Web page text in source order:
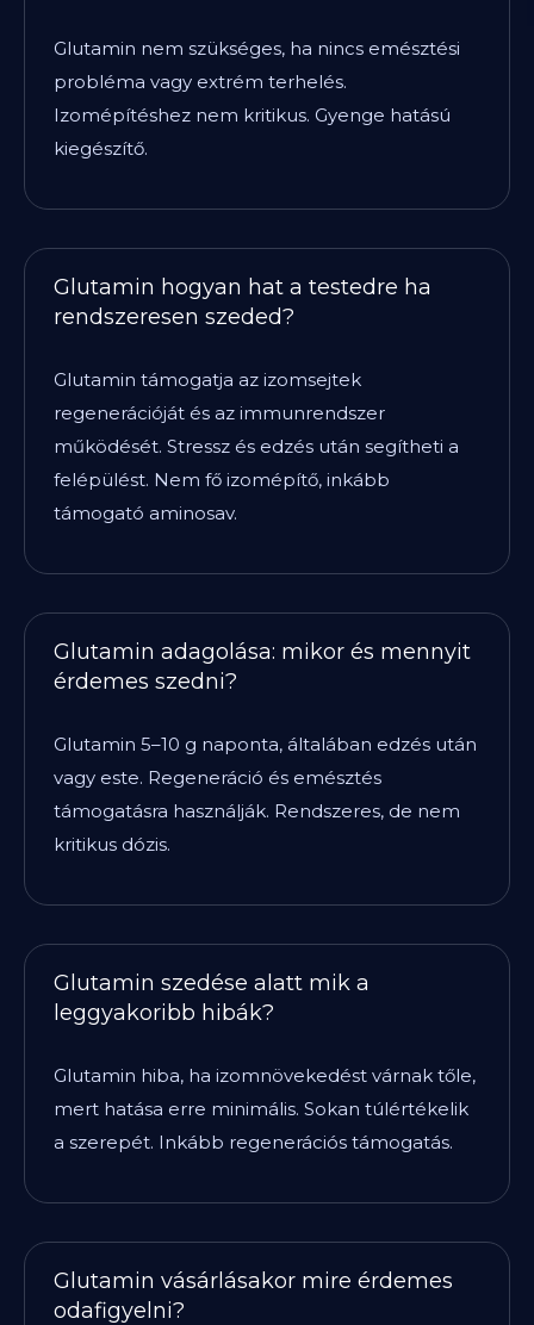
Glutamin nem szükséges, ha nincs emésztési
probléma vagy extrém terhelés.
Izomépítéshez nem kritikus. Gyenge hatású
kiegészítő.
Glutamin hogyan hat a testedre ha
rendszeresen szeded?
Glutamin támogatja az izomsejtek
regenerációját és az immunrendszer
működését. Stressz és edzés után segítheti a
felépülést. Nem fő izomépítő, inkább
támogató aminosav.
Glutamin adagolása: mikor és mennyit
érdemes szedni?
Glutamin 5–10 g naponta, általában edzés után
vagy este. Regeneráció és emésztés
támogatásra használják. Rendszeres, de nem
kritikus dózis.
Glutamin szedése alatt mik a
leggyakoribb hibák?
Glutamin hiba, ha izomnövekedést várnak tőle,
mert hatása erre minimális. Sokan túlértékelik
a szerepét. Inkább regenerációs támogatás.
Glutamin vásárlásakor mire érdemes
odafigyelni?